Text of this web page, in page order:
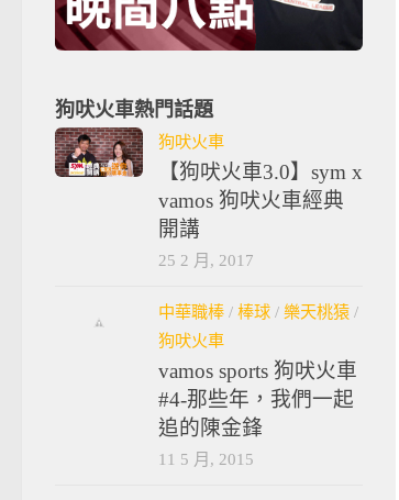
世大運》
狗吠火車熱門話題
狗吠火車
【狗吠火車3.0】sym x
vamos 狗吠火車經典
開講
25 2 月, 2017
中華職棒 / 棒球 / 樂天桃猿 /
狗吠火車
vamos sports 狗吠火車
#4-那些年，我們一起
追的陳金鋒
11 5 月, 2015